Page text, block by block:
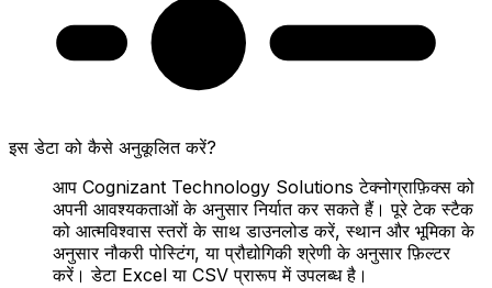
इस डेटा को कैसे अनुकूलित करें?
आप Cognizant Technology Solutions टेक्नोग्राफ़िक्स को
अपनी आवश्यकताओं के अनुसार निर्यात कर सकते हैं। पूरे टेक स्टैक
को आत्मविश्वास स्तरों के साथ डाउनलोड करें, स्थान और भूमिका के
अनुसार नौकरी पोस्टिंग, या प्रौद्योगिकी श्रेणी के अनुसार फ़िल्टर
करें। डेटा Excel या CSV प्रारूप में उपलब्ध है।